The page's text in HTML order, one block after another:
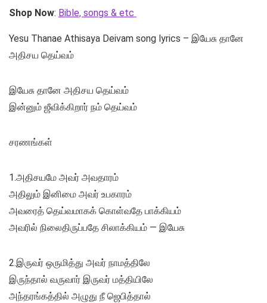
Shop Now: Bible, songs & etc
Yesu Thanae Athisaya Deivam song lyrics – இயேசு தானே
அதிசய தெய்வம்
இயேசு தானே அதிசய தெய்வம்
இன்னும் ஜீவிக்கிறார் நம் தெய்வம்
சரணங்கள்
1.அதிசயமே அவர் அவதாரம்
அதிலும் இனிமை அவர் உபகாரம்
அவரைத் தெய்வமாகக் கொள்வதே பாக்கியம்
அவரில் நிலைதிருப்பதே சிலாக்கியம் — இயேசு
2.இருவர் ஒருமித்து அவர் நாமத்திலே
இருந்தால் வருவார் இருவர் மத்தியிலே
அந்தரங்கத்தில் அழுது நீ ஜெபித்தால்